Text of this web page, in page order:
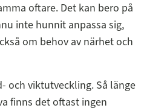
oftare. Det kan bero på
inte hunnit anpassa sig,
om behov av närhet och
och viktutveckling. Så länge
finns det oftast ingen